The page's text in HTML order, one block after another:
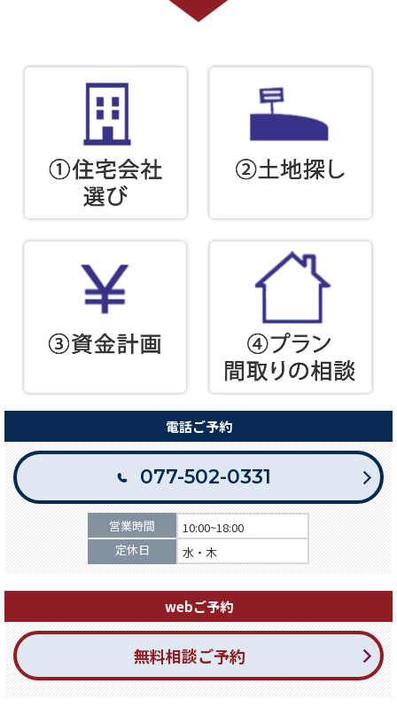
電話ご予約
077-502-0331
営業時間
10:00~18:00
定休日
水・木
webご予約
無料相談ご予約